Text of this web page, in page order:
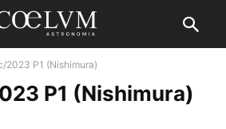
2023 P1 (Nishimura)
P1 (Nishimura)